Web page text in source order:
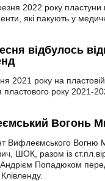
2022 року
які пакують у
відбулось
2021 року на
пластового року 2021-
Вогонь
Вифлеємського Вогню
ШОК, разом із
Андрієм Попадюком